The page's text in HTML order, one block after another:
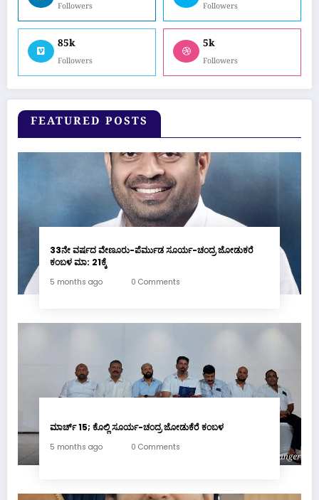
Followers Followers
85k
Followers
5k
Followers
FEATURED POSTS
33ನೇ ವರ್ಷದ ವೇಣೂರು-ಪೆರ್ಮುಡ ಸೂರ್ಯ-ಚಂದ್ರ ಜೋಡುಕರೆ
ಕಂಬಳ ಮಾ: 21ಕ್ಕೆ
5 months ago 0 Comments
ಮಾರ್ಚ್ 15; ಕೊಲ್ಲಿ ಸೂರ್ಯ-ಚಂದ್ರ ಜೋಡುಕೆರೆ ಕಂಬಳ
5 months ago 0 Comments